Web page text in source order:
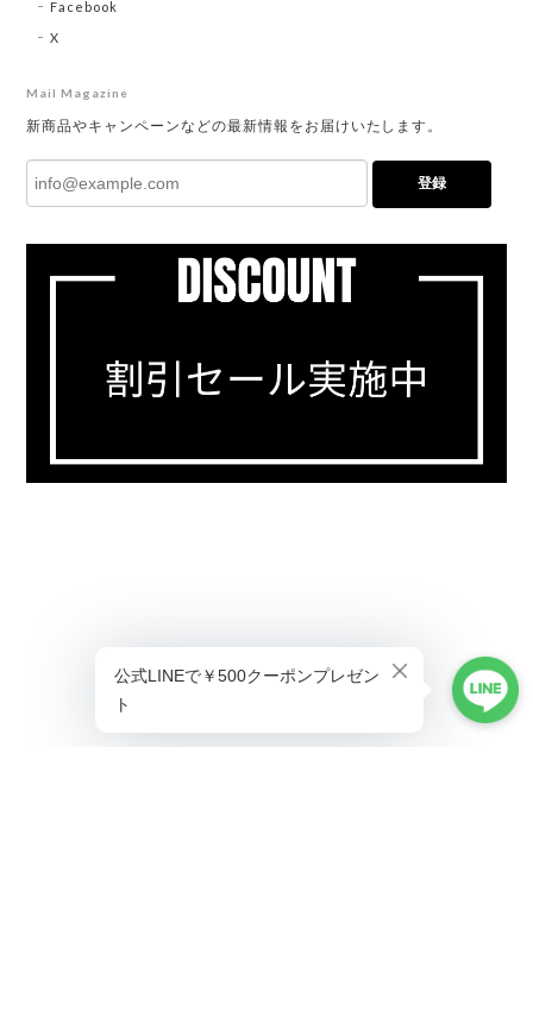
Facebook
X
Mail Magazine
新商品やキャンペーンなどの最新情報をお届けいたします。
登録